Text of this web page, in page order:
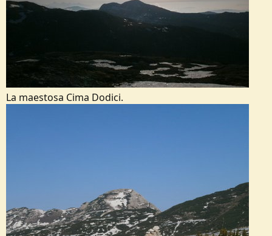
La maestosa Cima Dodici.